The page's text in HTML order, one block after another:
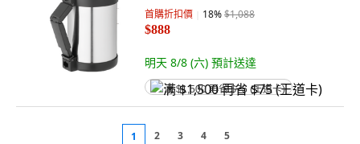
首購折扣價 18%$1,088
$888
明天 8/8 (六) 預計送達
满 $1,500 再省 $75 (王道卡)
1 2 3 4 5